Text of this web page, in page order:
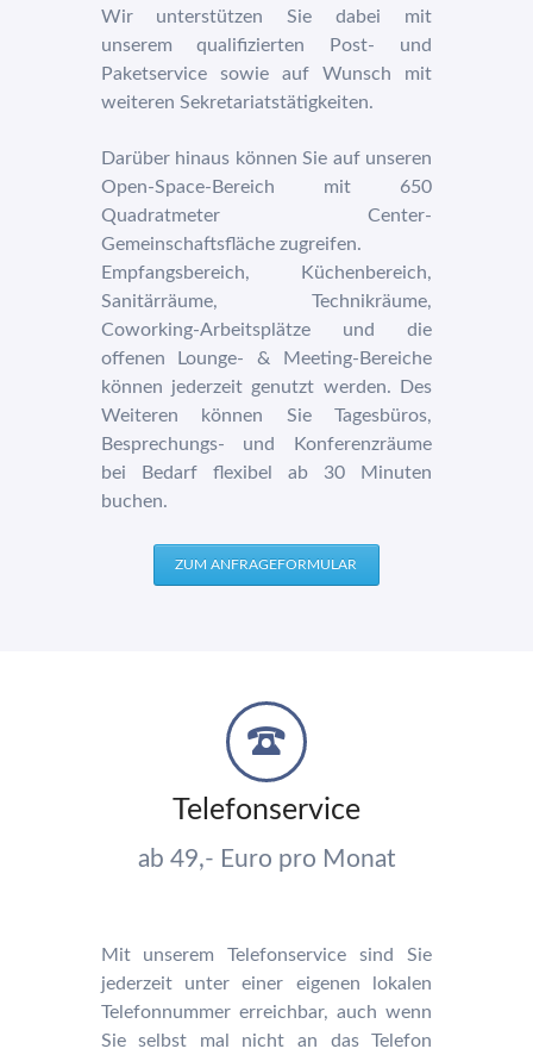
Wir unterstützen Sie dabei mit
unserem qualifizierten Post- und
Paketservice sowie auf Wunsch mit
weiteren Sekretariatstätigkeiten.
Darüber hinaus können Sie auf unseren
Open-Space-Bereich mit 650
Quadratmeter Center-
Gemeinschaftsfläche zugreifen.
Empfangsbereich, Küchenbereich,
Sanitärräume, Technikräume,
Coworking-Arbeitsplätze und die
offenen Lounge- & Meeting-Bereiche
können jederzeit genutzt werden. Des
Weiteren können Sie Tagesbüros,
Besprechungs- und Konferenzräume
bei Bedarf flexibel ab 30 Minuten
buchen.
ZUM ANFRAGEFORMULAR
Telefonservice
ab 49,- Euro pro Monat
Mit unserem Telefonservice sind Sie
jederzeit unter einer eigenen lokalen
Telefonnummer erreichbar, auch wenn
Sie selbst mal nicht an das Telefon